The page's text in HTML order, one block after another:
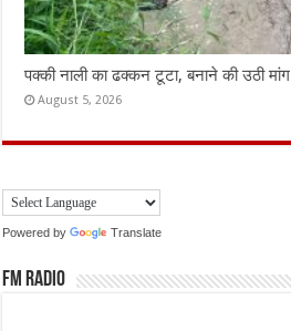
पक्की नाली का ढक्कन टूटा, बनाने की उठी मांग
August 5, 2026
Powered by Translate
FM Radio